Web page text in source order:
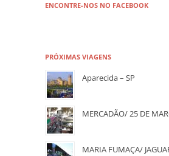
ENCONTRE-NOS NO FACEBOOK
PRÓXIMAS VIAGENS
Aparecida – SP
MERCADÃO/ 25 DE
MARIA FUMAÇA/